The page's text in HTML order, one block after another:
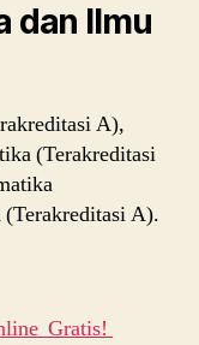
dan Ilmu
A),
(Terakreditasi
A).
Gratis!